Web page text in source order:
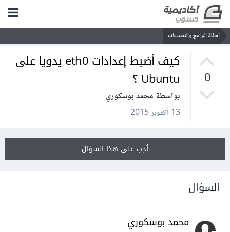
أسئلة البرامج والتطبيقات
0
كيف أضبط إعدادات eth0 يدويا على
Ubuntu ؟
بواسطة محمد بوسكوري
13 أكتوبر 2015
أجب على هذا السؤال
السؤال
محمد بوسكوري